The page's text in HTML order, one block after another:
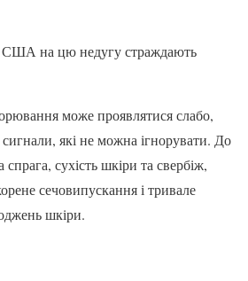
США на цю недугу страждають
може проявлятися слабо,
сигнали, які не можна ігнорувати. До
сухість шкіри та свербіж,
сечовипускання і тривале
шкіри.